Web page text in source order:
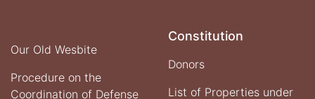
Our Old Wesbite
Procedure on the
Coordination of Defense
Constitution
Donors
List of Properties under